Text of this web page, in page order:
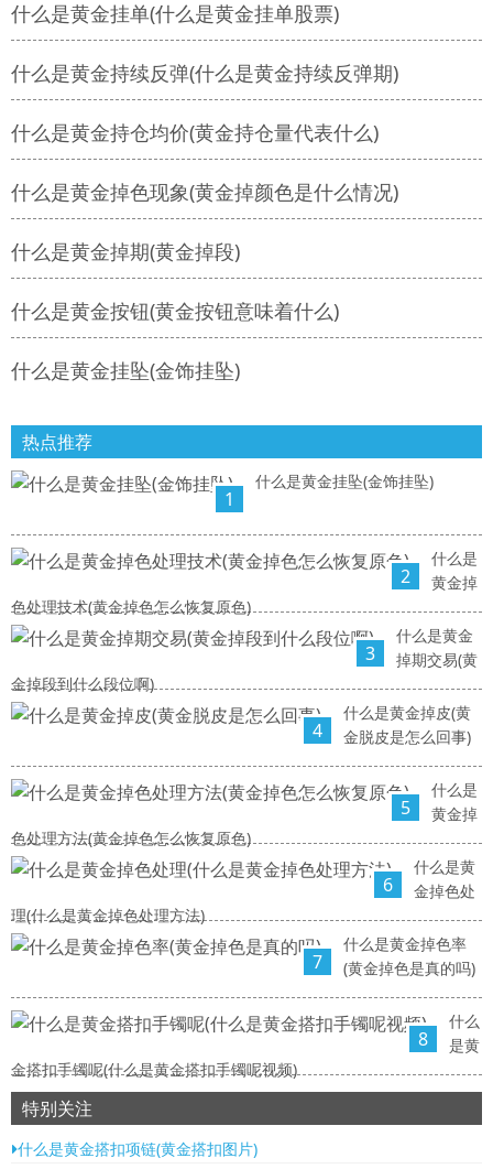
什么是黄金挂单(什么是黄金挂单股票)
什么是黄金持续反弹(什么是黄金持续反弹期)
什么是黄金持仓均价(黄金持仓量代表什么)
什么是黄金掉色现象(黄金掉颜色是什么情况)
什么是黄金掉期(黄金掉段)
什么是黄金按钮(黄金按钮意味着什么)
什么是黄金挂坠(金饰挂坠)
热点推荐
1
什么是黄金挂坠(金饰挂坠)
2
什么是
黄金掉
色处理技术(黄金掉色怎么恢复原色)
3
什么是黄金
掉期交易(黄
金掉段到什么段位啊)
4
什么是黄金掉皮(黄
金脱皮是怎么回事)
5
什么是
黄金掉
色处理方法(黄金掉色怎么恢复原色)
6
什么是黄
金掉色处
理(什么是黄金掉色处理方法)
7
什么是黄金掉色率
(黄金掉色是真的吗)
8
什么
是黄
金搭扣手镯呢(什么是黄金搭扣手镯呢视频)
特别关注
什么是黄金搭扣项链(黄金搭扣图片)